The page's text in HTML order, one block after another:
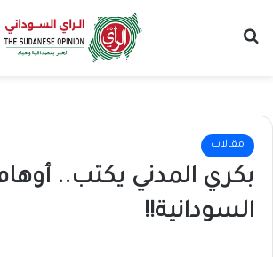
مقالات
بكري المدني يكتب..
السودانية!!